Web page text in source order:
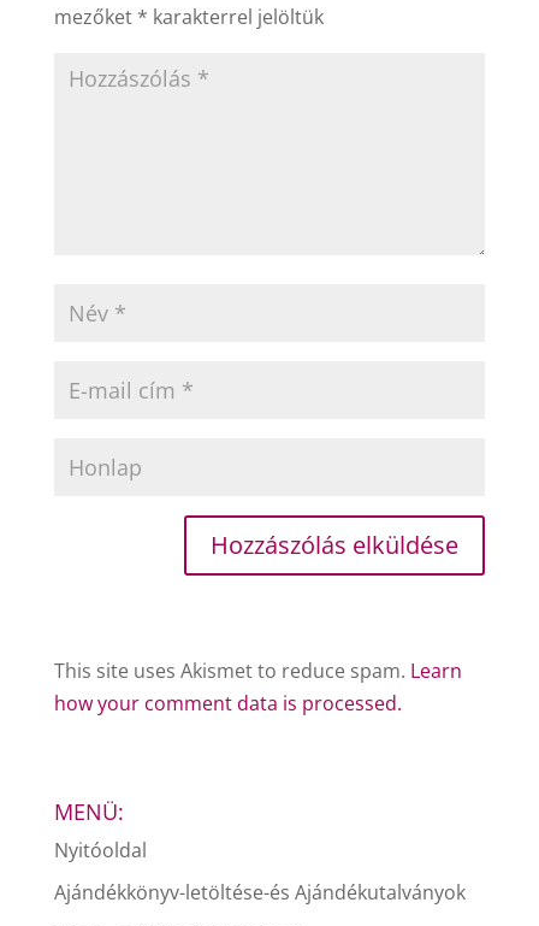
mezőket * karakterrel jelöltük
This site uses Akismet to reduce spam. Learn
how your comment data is processed.
MENÜ:
Nyitóoldal
Ajándékkönyv-letöltése-és Ajándékutalványok